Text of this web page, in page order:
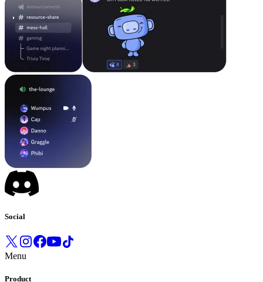
Social
Menu
Product